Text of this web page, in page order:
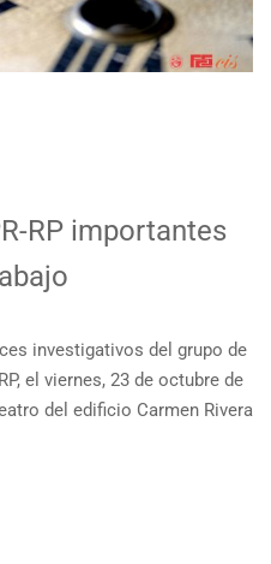
RP importantes
investigativos del grupo de
el viernes, 23 de octubre de
del edificio Carmen Rivera